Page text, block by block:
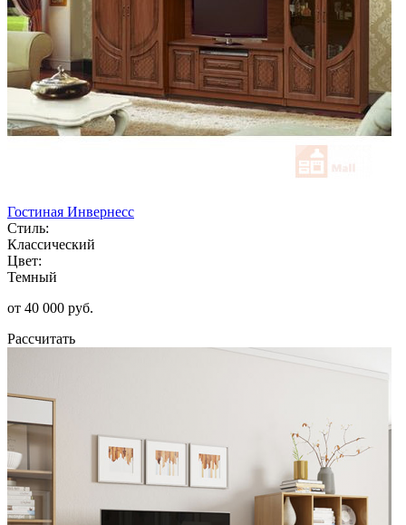
Гостиная Инвернесс
Стиль:
Классический
Цвет:
Темный
от 40 000 руб.
Рассчитать